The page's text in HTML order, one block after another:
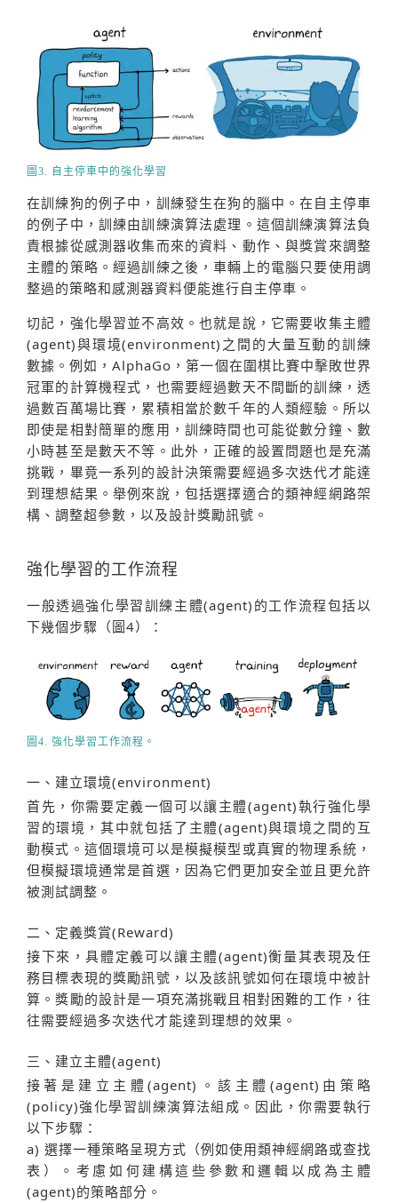
圖3. 自主停車中的強化學習
在訓練狗的例子中，訓練發生在狗的腦中。在自主停車
的例子中，訓練由訓練演算法處理。這個訓練演算法負
責根據從感測器收集而來的資料、動作、與獎賞來調整
主體的策略。經過訓練之後，車輛上的電腦只要使用調
整過的策略和感測器資料便能進行自主停車。
切記，強化學習並不高效。也就是說，它需要收集主體
(agent)與環境(environment)之間的大量互動的訓練
數據。例如，AlphaGo，第一個在圍棋比賽中擊敗世界
冠軍的計算機程式，也需要經過數天不間斷的訓練，透
過數百萬場比賽，累積相當於數千年的人類經驗。所以
即使是相對簡單的應用，訓練時間也可能從數分鐘、數
小時甚至是數天不等。此外，正確的設置問題也是充滿
挑戰，畢竟一系列的設計決策需要經過多次迭代才能達
到理想結果。舉例來說，包括選擇適合的類神經網路架
構、調整超參數，以及設計獎勵訊號。
強化學習的工作流程
一般透過強化學習訓練主體(agent)的工作流程包括以
下幾個步驟（圖4）：
圖4. 強化學習工作流程。
一、建立環境(environment)
首先，你需要定義一個可以讓主體(agent)執行強化學
習的環境，其中就包括了主體(agent)與環境之間的互
動模式。這個環境可以是模擬模型或真實的物理系統，
但模擬環境通常是首選，因為它們更加安全並且更允許
被測試調整。
二、定義獎賞(Reward)
接下來，具體定義可以讓主體(agent)衡量其表現及任
務目標表現的獎勵訊號，以及該訊號如何在環境中被計
算。獎勵的設計是一項充滿挑戰且相對困難的工作，往
往需要經過多次迭代才能達到理想的效果。
三、建立主體(agent)
接著是建立主體(agent)。該主體(agent)由策略
(policy)強化學習訓練演算法組成。因此，你需要執行
以下步驟：
a) 選擇一種策略呈現方式（例如使用類神經網路或查找
表）。考慮如何建構這些參數和邏輯以成為主體
(agent)的策略部分。